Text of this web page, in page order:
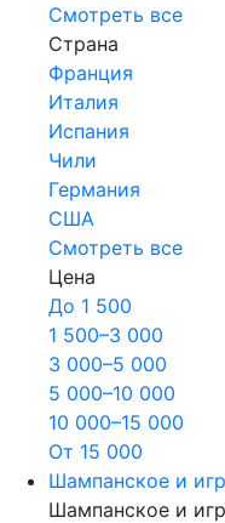
Смотреть все
Страна
Франция
Италия
Испания
Чили
Германия
США
Смотреть все
Цена
До 1 500
1 500–3 000
3 000–5 000
5 000–10 000
10 000–15 000
От 15 000
Шампанское и
Шампанское и